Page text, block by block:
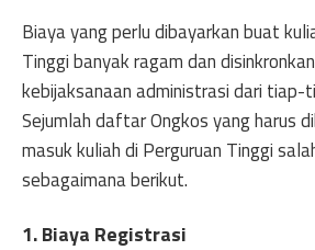
Biaya yang perlu dibayarkan buat
Tinggi banyak ragam dan
kebijaksanaan administrasi dari tiap-
Sejumlah daftar Ongkos yang harus
masuk kuliah di Perguruan Tinggi
sebagaimana berikut.
1. Biaya Registrasi